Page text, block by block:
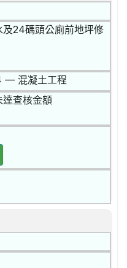
及24碼頭公廁前地坪修
— 混凝土工程
達查核金額